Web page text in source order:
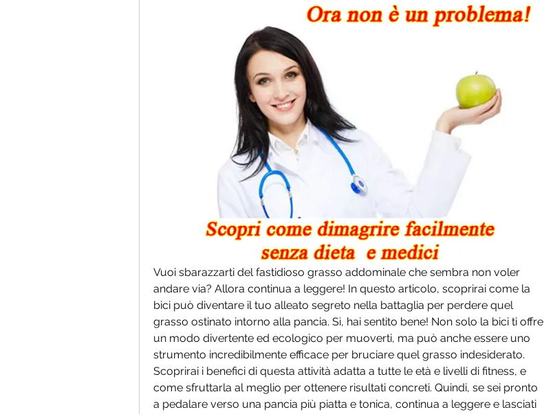
Vuoi sbarazzarti del fastidioso grasso addominale che sembra non voler
andare via? Allora continua a leggere! In questo articolo, scoprirai come la
bici può diventare il tuo alleato segreto nella battaglia per perdere quel
grasso ostinato intorno alla pancia. Sì, hai sentito bene! Non solo la bici ti offre
un modo divertente ed ecologico per muoverti, ma può anche essere uno
strumento incredibilmente efficace per bruciare quel grasso indesiderato.
Scoprirai i benefici di questa attività adatta a tutte le età e livelli di fitness, e
come sfruttarla al meglio per ottenere risultati concreti. Quindi, se sei pronto
a pedalare verso una pancia più piatta e tonica, continua a leggere e lasciati